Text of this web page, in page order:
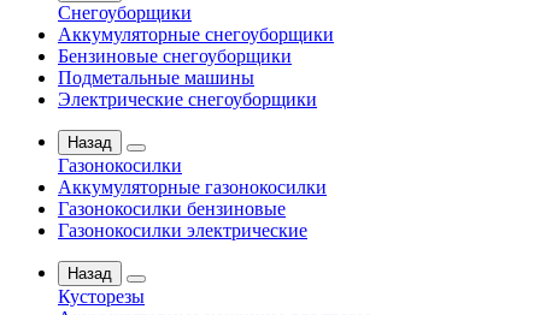
Снегоуборщики
Аккумуляторные снегоуборщики
Бензиновые снегоуборщики
Подметальные машины
Электрические снегоуборщики
Назад
Газонокосилки
Аккумуляторные газонокосилки
Газонокосилки бензиновые
Газонокосилки электрические
Назад
Кусторезы